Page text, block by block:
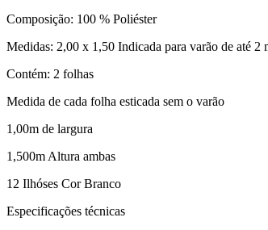
Composição: 100 % Poliéster
Medidas: 2,00 x 1,50 Indicada para varão de até 2
Contém: 2 folhas
Medida de cada folha esticada sem o varão
1,00m de largura
1,500m Altura ambas
12 Ilhóses Cor Branco
Especificações técnicas